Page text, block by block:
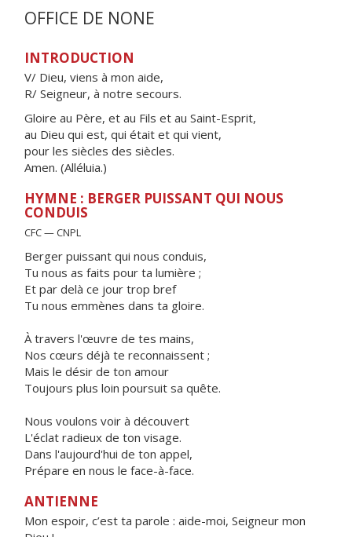
OFFICE DE NONE
INTRODUCTION
V/ Dieu, viens à mon aide,
R/ Seigneur, à notre secours.
Gloire au Père, et au Fils et au Saint-Esprit,
au Dieu qui est, qui était et qui vient,
pour les siècles des siècles.
Amen. (Alléluia.)
HYMNE : BERGER PUISSANT QUI NOUS
CONDUIS
CFC — CNPL
Berger puissant qui nous conduis,
Tu nous as faits pour ta lumière ;
Et par delà ce jour trop bref
Tu nous emmènes dans ta gloire.
À travers l'œuvre de tes mains,
Nos cœurs déjà te reconnaissent ;
Mais le désir de ton amour
Toujours plus loin poursuit sa quête.
Nous voulons voir à découvert
L'éclat radieux de ton visage.
Dans l'aujourd'hui de ton appel,
Prépare en nous le face-à-face.
ANTIENNE
Mon espoir, c’est ta parole : aide-moi, Seigneur mon